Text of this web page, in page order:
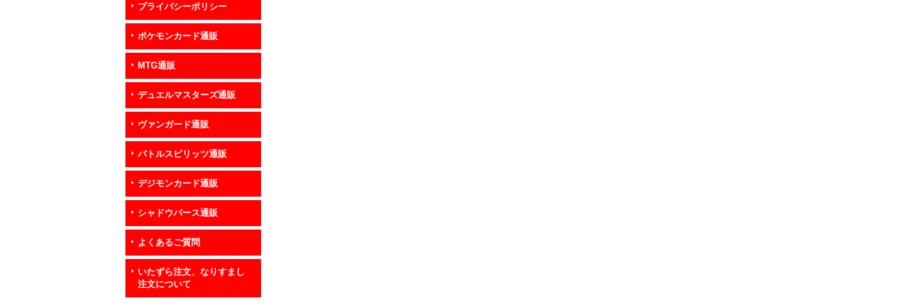
プライバシーポリシー
ポケモンカード通販
MTG通販
デュエルマスターズ通販
ヴァンガード通販
バトルスピリッツ通販
デジモンカード通販
シャドウバース通販
よくあるご質問
いたずら注文、なりすまし
注文について